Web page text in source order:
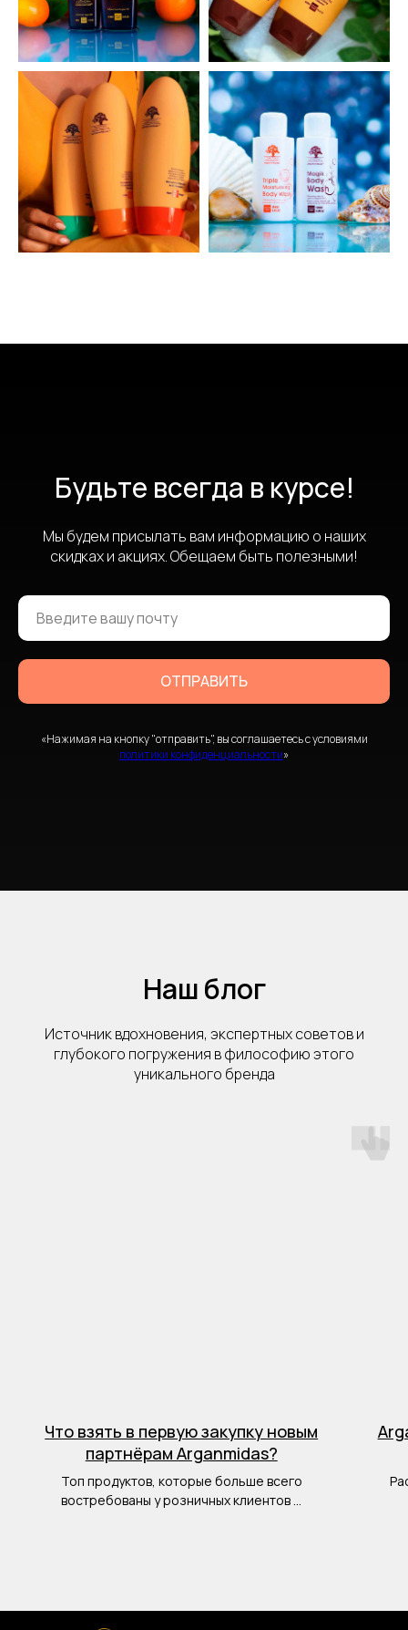
Будьте всегда в курсе!
Мы будем присылать вам информацию о наших
скидках и акциях. Обещаем быть полезными!
ОТПРАВИТЬ
«Нажимая на кнопку "отправить", вы соглашаетесь с условиями
политики конфиденциальности»
Наш блог
Источник вдохновения, экспертных советов и
глубокого погружения в философию этого
уникального бренда
Что взять в первую закупку новым
партнёрам Arganmidas?
Топ продуктов, которые больше всего
востребованы у розничных клиентов ...